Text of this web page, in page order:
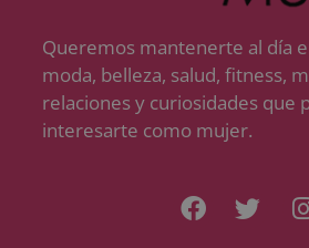
Queremos mantenerte al día
moda, belleza, salud, fitness,
relaciones y curiosidades que
interesarte como mujer.